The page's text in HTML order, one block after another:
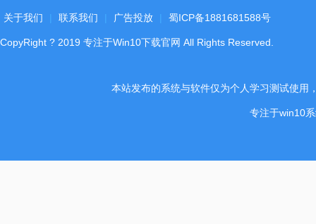
关于我们 联系我们 广告投放 蜀ICP备1881681588号
CopyRight ? 2019 专注于Win10下载官网 All Rights Reserved.
本站发布的系统与软件仅为个人学习测试使用
专注于win10